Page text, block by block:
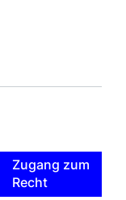
Zugang zum
Recht